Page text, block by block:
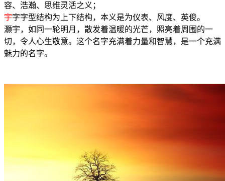
容、浩瀚、思维灵活之义；
宇字字型结构为上下结构，本义是为仪表、风度、英俊。
灏宇，如同一轮明月，散发着温暖的光芒，照亮着周围的一
切，令人心生敬意。这个名字充满着力量和智慧，是一个充满
魅力的名字。